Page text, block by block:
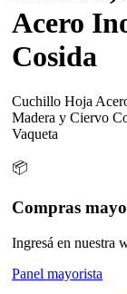
Acero
Cosida
Cuchillo Hoja
Madera y Ciervo
Vaqueta
📦
Compras
Ingresá en nuestra
Panel mayorista